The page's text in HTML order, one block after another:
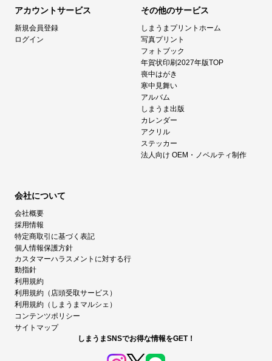
アカウントサービス
新規会員登録
ログイン
その他のサービス
しまうまプリントホーム
写真プリント
フォトブック
年賀状印刷2027年版TOP
喪中はがき
寒中見舞い
アルバム
しまうま出版
カレンダー
アクリル
ステッカー
法人向け OEM・ノベルティ制作
会社について
会社概要
採用情報
特定商取引に基づく表記
個人情報保護方針
カスタマーハラスメントに対する行
動指針
利用規約
利用規約（店頭受取サービス）
利用規約（しまうまマルシェ）
コンテンツポリシー
サイトマップ
しまうまSNSでお得な情報をGET！